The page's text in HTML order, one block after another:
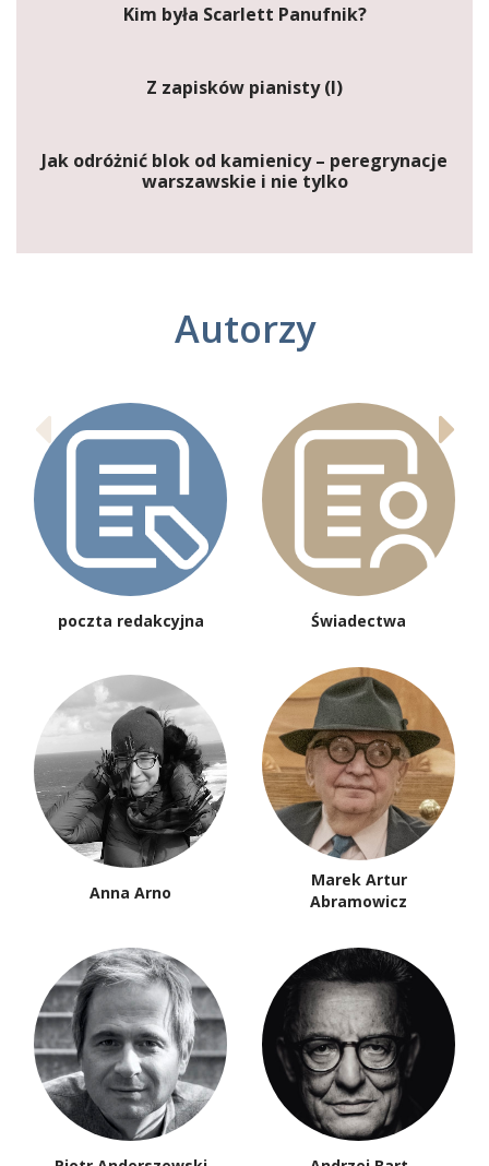
Kim była Scarlett Panufnik?
Z zapisków pianisty (I)
Jak odróżnić blok od kamienicy – peregrynacje
warszawskie i nie tylko
Autorzy
poczta redakcyjna Świadectwa
Anna Arno
Marek Artur
Abramowicz